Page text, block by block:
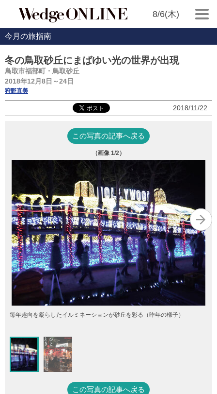
8/6(木)
今月の旅指南
冬の鳥取砂丘にまばゆい光の世界が出現
鳥取市福部町・鳥取砂丘
2018年12月8日～24日
狩野直美
2018/11/22
この写真の記事へ戻る
（画像 1/2）
毎年趣向を凝らしたイルミネーションが砂丘を彩る（昨年の様子）
この写真の記事へ戻る